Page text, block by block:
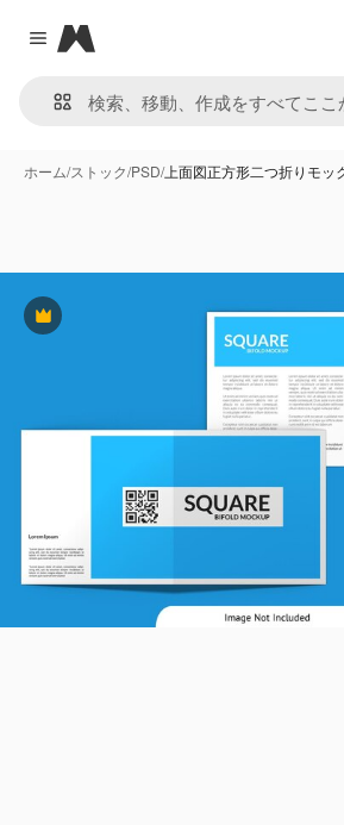
Close menu
Magnific
ホーム/ストック/PSD/上面図正方形二つ折りモッ
Premium